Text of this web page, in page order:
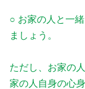
○ お家の人と一
ましょう。
ただし、お家の
家の人自身の心